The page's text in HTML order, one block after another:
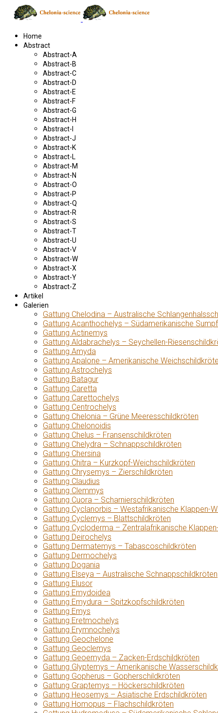
Home
Abstract
Abstract-A
Abstract-B
Abstract-C
Abstract-D
Abstract-E
Abstract-F
Abstract-G
Abstract-H
Abstract-I
Abstract-J
Abstract-K
Abstract-L
Abstract-M
Abstract-N
Abstract-O
Abstract-P
Abstract-Q
Abstract-R
Abstract-S
Abstract-T
Abstract-U
Abstract-V
Abstract-W
Abstract-X
Abstract-Y
Abstract-Z
Artikel
Galerien
Gattung Chelodina – Australische
Gattung Acanthochelys – Südamerikanische
Gattung Actinemys
Gattung Aldabrachelys – Seychellen-
Gattung Amyda
Gattung Apalone – Amerikanische
Gattung Astrochelys
Gattung Batagur
Gattung Caretta
Gattung Carettochelys
Gattung Centrochelys
Gattung Chelonia – Grüne Meeresschildkröten
Gattung Chelonoidis
Gattung Chelus – Fransenschildkröten
Gattung Chelydra – Schnappschildkröten
Gattung Chersina
Gattung Chitra – Kurzkopf-Weichschildkröten
Gattung Chrysemys – Zierschildkröten
Gattung Claudius
Gattung Clemmys
Gattung Cuora – Scharnierschildkröten
Gattung Cyclanorbis – Westafrikanische Klappen-
Gattung Cyclemys – Blattschildkröten
Gattung Cycloderma – Zentralafrikanische
Gattung Deirochelys
Gattung Dermatemys – Tabascoschildkröten
Gattung Dermochelys
Gattung Dogania
Gattung Elseya – Australische Schnappschildkröten
Gattung Elusor
Gattung Emydoidea
Gattung Emydura – Spitzkopfschildkröten
Gattung Emys
Gattung Eretmochelys
Gattung Erymnochelys
Gattung Geochelone
Gattung Geoclemys
Gattung Geoemyda – Zacken-Erdschildkröten
Gattung Glyptemys – Amerikanische
Gattung Gopherus – Gopherschildkröten
Gattung Graptemys – Höckerschildkröten
Gattung Heosemys – Asiatische Erdschildkröten
Gattung Homopus – Flachschildkröten